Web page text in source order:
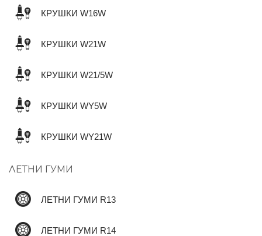
КРУШКИ W16W
КРУШКИ W21W
КРУШКИ W21/5W
КРУШКИ WY5W
КРУШКИ WY21W
ЛЕТНИ ГУМИ
ЛЕТНИ ГУМИ R13
ЛЕТНИ ГУМИ R14